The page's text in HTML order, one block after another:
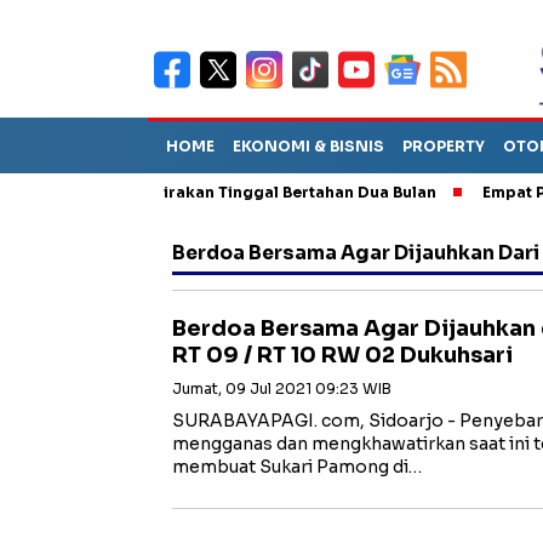
HOME EKONOMI & BISNIS PROPERTY
TPA Diperkirakan Tinggal Bertahan Dua Bulan Empat
Berdoa Bersama Agar Dijauhkan
Berdoa Bersama Agar
RT 09 / RT 10 RW 02 Dukuhsari
Jumat, 09 Jul 2021 09:23 WIB
SURABAYAPAGI. com, Sidoarjo -
mengganas dan mengkhawatirkan saat ini
membuat Sukari Pamong di…